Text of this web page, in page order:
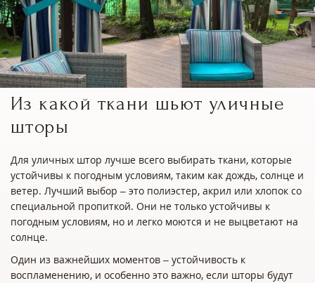
Из какой ткани шьют уличные
шторы
Для уличных штор лучше всего выбирать ткани, которые
устойчивы к погодным условиям, таким как дождь, солнце и
ветер. Лучший выбор – это полиэстер, акрил или хлопок со
специальной пропиткой. Они не только устойчивы к
погодным условиям, но и легко моются и не выцветают на
солнце.
Один из важнейших моментов – устойчивость к
воспламенению, и особенно это важно, если шторы будут